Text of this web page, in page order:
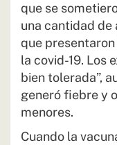
que se
una cantidad de
que
la covid-19. Los
bien tolerada”,
generó fiebre y
menores.
Cuando la